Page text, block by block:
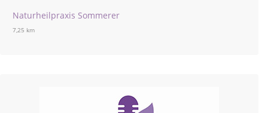
Naturheilpraxis Sommerer
7,25 km